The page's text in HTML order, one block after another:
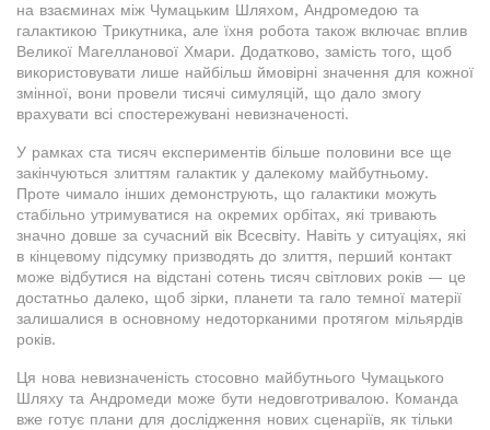
на взаєминах між Чумацьким Шляхом, Андромедою та
галактикою Трикутника, але їхня робота також включає вплив
Великої Магелланової Хмари. Додатково, замість того, щоб
використовувати лише найбільш ймовірні значення для кожної
змінної, вони провели тисячі симуляцій, що дало змогу
врахувати всі спостережувані невизначеності.
У рамках ста тисяч експериментів більше половини все ще
закінчуються злиттям галактик у далекому майбутньому.
Проте чимало інших демонструють, що галактики можуть
стабільно утримуватися на окремих орбітах, які тривають
значно довше за сучасний вік Всесвіту. Навіть у ситуаціях, які
в кінцевому підсумку призводять до злиття, перший контакт
може відбутися на відстані сотень тисяч світлових років — це
достатньо далеко, щоб зірки, планети та гало темної матерії
залишалися в основному недоторканими протягом мільярдів
років.
Ця нова невизначеність стосовно майбутнього Чумацького
Шляху та Андромеди може бути недовготривалою. Команда
вже готує плани для дослідження нових сценаріїв, як тільки